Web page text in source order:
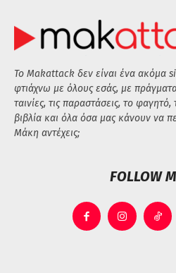
Το Makattack δεν είναι ένα ακόμα
φτιάχνω με όλους εσάς, με
ταινίες, τις παραστάσεις, το
βιβλία και όλα όσα μας κάνουν να
Μάκη αντέχεις;
FOLLOW